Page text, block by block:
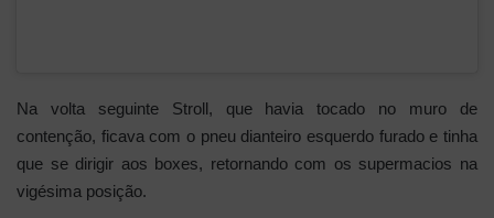
Na volta seguinte Stroll, que havia tocado no muro de
contenção, ficava com o pneu dianteiro esquerdo furado e tinha
que se dirigir aos boxes, retornando com os supermacios na
vigésima posição.